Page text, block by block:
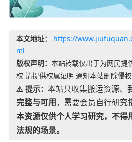
本文地址：
https://
ml
版权声明： 本站转载仅出于为网民提
权 请提供权属证明 通知本站删除侵权
⚠️ 提示： 本站只收集搬运资源、
完整与可用，需要会员自行研究
本资源仅供个人学习研究，不得
法规的场景。